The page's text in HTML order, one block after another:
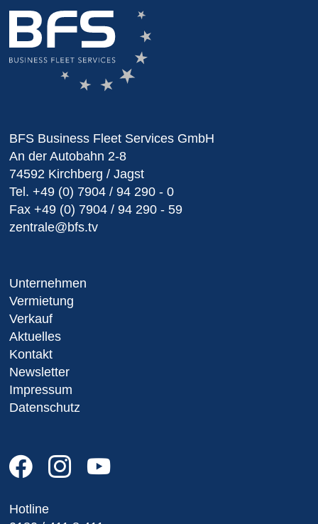
BFS Business Fleet Services GmbH
An der Autobahn 2-8
74592 Kirchberg / Jagst
Tel. +49 (0) 7904 / 94 290 - 0
Fax +49 (0) 7904 / 94 290 - 59
zentrale@bfs.tv
Unternehmen
Vermietung
Verkauf
Aktuelles
Kontakt
Newsletter
Impressum
Datenschutz
Hotline